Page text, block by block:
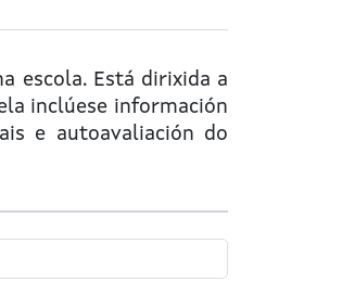
escola. Está dirixida a
inclúese información
e autoavaliación do